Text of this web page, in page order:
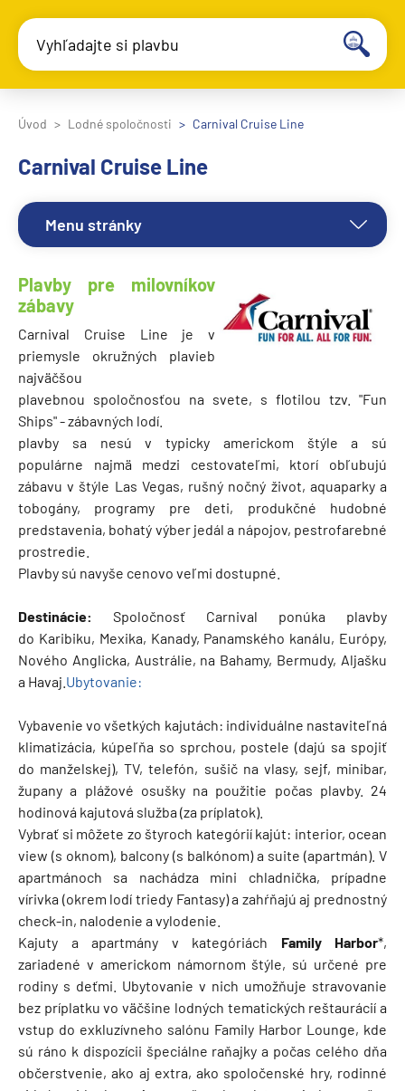
Vyhľadajte si plavbu
Úvod Lodné spoločnosti Carnival Cruise Line
Carnival Cruise Line
Menu stránky
Plavby pre milovníkov
zábavy
Carnival Cruise Line je v
priemysle okružných plavieb
najväčšou
plavebnou spoločnosťou na svete, s flotilou tzv. "Fun
Ships" - zábavných lodí.
plavby sa nesú v typicky americkom štýle a sú
populárne najmä medzi cestovateľmi, ktorí obľubujú
zábavu v štýle Las Vegas, rušný nočný život, aquaparky a
tobogány, programy pre deti, produkčné hudobné
predstavenia, bohatý výber jedál a nápojov, pestrofarebné
prostredie.
Plavby sú navyše cenovo veľmi dostupné.
Destinácie:
Spoločnosť Carnival ponúka plavby
do Karibiku, Mexika, Kanady, Panamského kanálu, Európy,
Nového Anglicka, Austrálie, na Bahamy, Bermudy, Aljašku
a Havaj. Ubytovanie:
​Vybavenie vo všetkých kajutách: individuálne nastaviteľná
klimatizácia, kúpeľňa so sprchou, postele (dajú sa spojiť
do manželskej), TV, telefón, sušič na vlasy, sejf, minibar,
župany a plážové osušky na použitie počas plavby. 24
hodinová kajutová služba (za príplatok).
Vybrať si môžete zo štyroch kategórií kajút: interior, ocean
view (s oknom), balcony (s balkónom) a suite (apartmán). V
apartmánoch sa nachádza mini chladnička, prípadne
vírivka (okrem lodí triedy Fantasy) a zahŕňajú aj prednostný
check-in, nalodenie a vylodenie.
Kajuty a apartmány v kategóriách Family Harbor*,
zariadené v americkom námornom štýle, sú určené pre
rodiny s deťmi. Ubytovanie v nich umožňuje stravovanie
bez príplatku vo väčšine lodných tematických reštaurácií a
vstup do exkluzívneho salónu Family Harbor Lounge, kde
sú ráno k dispozícii špeciálne raňajky a počas celého dňa
občerstvenie, ako aj extra, ako spoločenské hry, rodinné